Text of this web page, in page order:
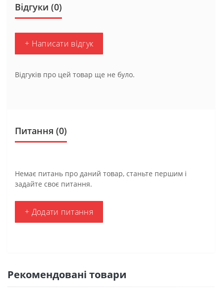
Відгуки (0)
+ Написати відгук
Відгуків про цей товар ще не було.
Питання (0)
Немає питань про даний товар, станьте першим і
задайте своє питання.
+ Додати питання
Рекомендовані товари